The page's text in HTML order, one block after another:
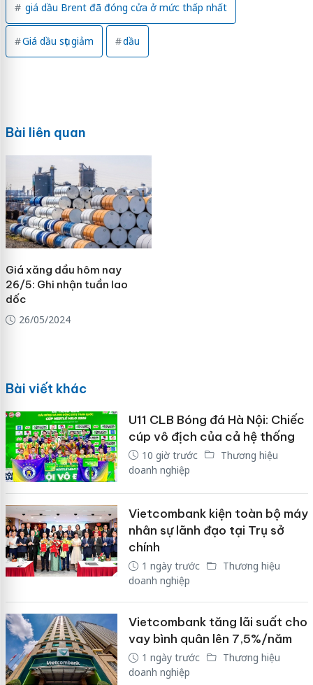
giá dầu Brent đã đóng cửa ở mức thấp nhất
Giá dầu sụt giảm dầu
Bài liên quan
Giá xăng dầu hôm nay
26/5: Ghi nhận tuần lao
dốc
26/05/2024
Bài viết khác
U11 CLB Bóng đá Hà Nội: Chiếc
cúp vô địch của cả hệ thống
10 giờ trước
Thương hiệu
doanh nghiệp
Vietcombank kiện toàn bộ máy
nhân sự lãnh đạo tại Trụ sở
chính
1 ngày trước
Thương hiệu
doanh nghiệp
Vietcombank tăng lãi suất cho
vay bình quân lên 7,5%/năm
1 ngày trước
Thương hiệu
doanh nghiệp